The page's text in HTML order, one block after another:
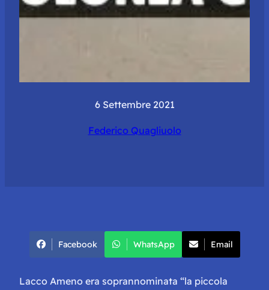
6 Settembre 2021
Federico Quagliuolo
Facebook WhatsApp Email
Lacco Ameno era soprannominata “la piccola